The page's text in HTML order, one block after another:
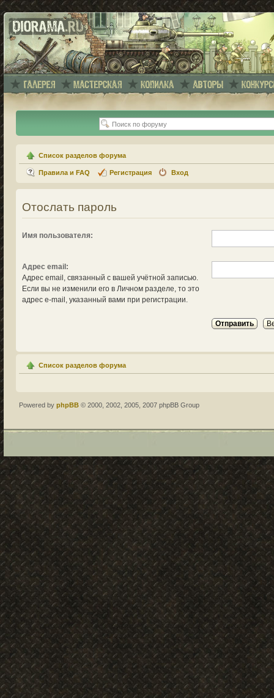
Список разделов форума
Правила и FAQ Регистрация Вход
Отослать пароль
Имя пользователя:
Адрес email:
Адрес email, связанный с вашей учётной записью.
Если вы не изменили его в Личном разделе, то это
адрес e-mail, указанный вами при регистрации.
Список разделов форума
Powered by phpBB © 2000, 2002, 2005, 2007 phpBB Group